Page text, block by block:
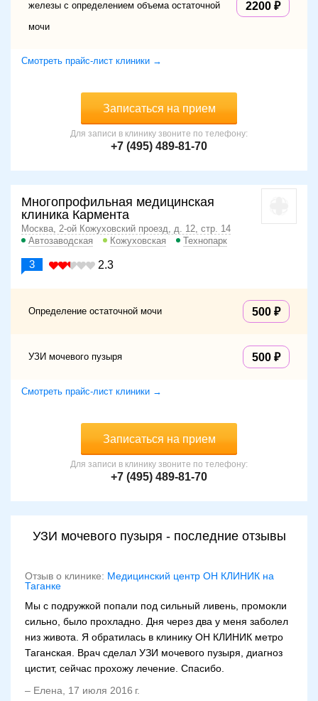
железы с определением объема остаточной
мочи
2200
Смотреть прайс-лист клиники →
Записаться на прием
Для записи в клинику звоните по телефону:
+7 (495) 489-81-70
Многопрофильная медицинская
клиника Кармента
Москва, 2-ой Кожуховский проезд, д. 12, стр. 14
Автозаводская
Кожуховская Технопарк
3 2.3
Определение остаточной мочи 500
УЗИ мочевого пузыря 500
Смотреть прайс-лист клиники →
Записаться на прием
Для записи в клинику звоните по телефону:
+7 (495) 489-81-70
УЗИ мочевого пузыря - последние отзывы
Отзыв о клинике: Медицинский центр ОН КЛИНИК на
Таганке
Мы с подружкой попали под сильный ливень, промокли
сильно, было прохладно. Дня через два у меня заболел
низ живота. Я обратилась в клинику ОН КЛИНИК метро
Таганская. Врач сделал УЗИ мочевого пузыря, диагноз
цистит, сейчас прохожу лечение. Спасибо.
– Елена, 17 июля 2016 г.